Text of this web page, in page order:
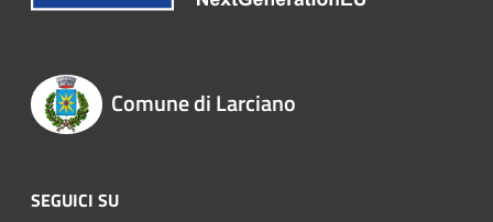
Comune di Larciano
SEGUICI SU